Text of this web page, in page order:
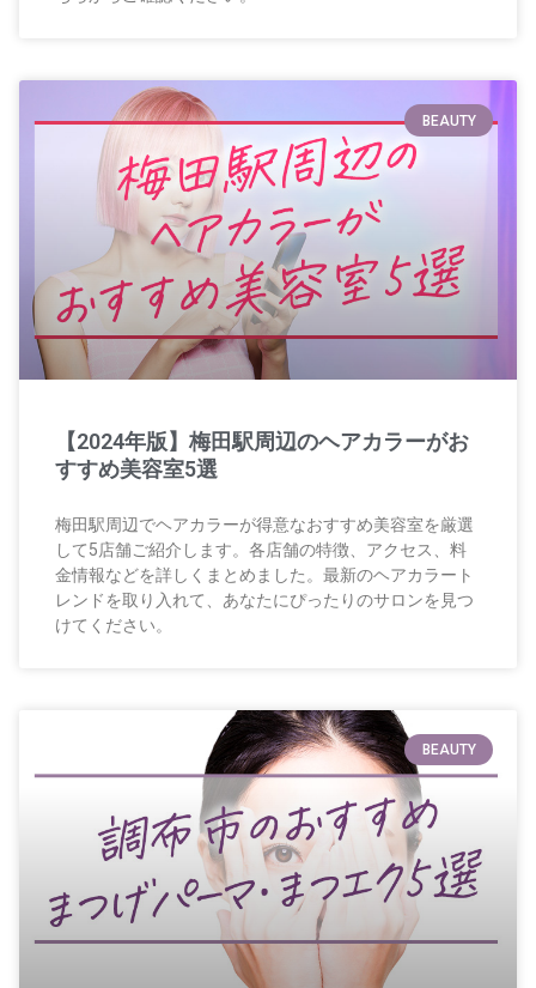
BEAUTY
【2024年版】梅田駅周辺のヘアカラーがお
すすめ美容室5選
梅田駅周辺でヘアカラーが得意なおすすめ美容室を厳選
して5店舗ご紹介します。各店舗の特徴、アクセス、料
金情報などを詳しくまとめました。最新のヘアカラート
レンドを取り入れて、あなたにぴったりのサロンを見つ
けてください。
BEAUTY